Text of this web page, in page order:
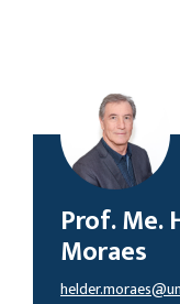
Prof. Me.
Moraes